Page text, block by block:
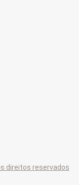
direitos reservados